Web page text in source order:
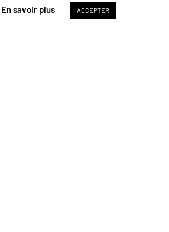
En savoir plus ACCEPTER